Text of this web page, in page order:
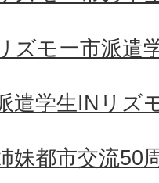
ズモー市派遣
遣学生INリズ
妹都市交流50